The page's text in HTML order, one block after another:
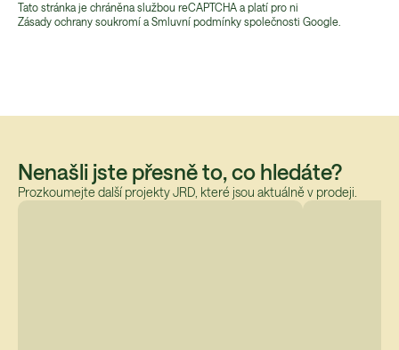
Tato stránka je chráněna službou reCAPTCHA a platí pro ni
Zásady ochrany soukromí a Smluvní podmínky společnosti Google.
Nenašli jste přesně to, co hledáte?
Prozkoumejte další projekty JRD, které jsou aktuálně v prodeji.